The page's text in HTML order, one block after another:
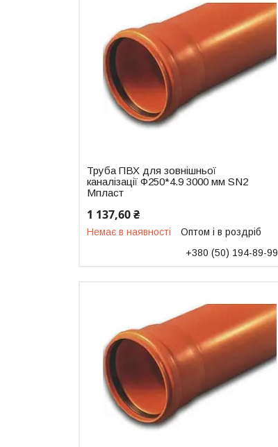
Труба ПВХ для зовнішньої
каналізації Ф250*4.9 3000 мм SN2
Мпласт
1 137,60 ₴
Немає в наявності
Оптом і в роздріб
+380 (50) 194-89-99